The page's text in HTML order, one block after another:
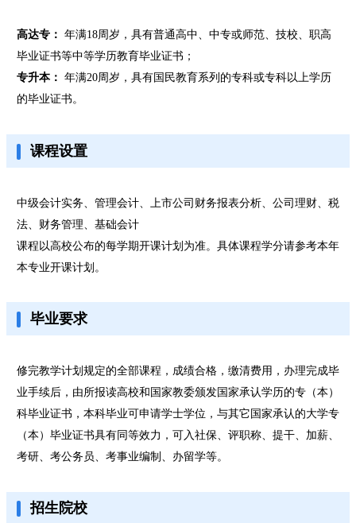
高达专： 年满18周岁，具有普通高中、中专或师范、技校、职高
毕业证书等中等学历教育毕业证书；
专升本： 年满20周岁，具有国民教育系列的专科或专科以上学历
的毕业证书。
课程设置
中级会计实务、管理会计、上市公司财务报表分析、公司理财、税
法、财务管理、基础会计
课程以高校公布的每学期开课计划为准。具体课程学分请参考本年
本专业开课计划。
毕业要求
修完教学计划规定的全部课程，成绩合格，缴清费用，办理完成毕
业手续后，由所报读高校和国家教委颁发国家承认学历的专（本）
科毕业证书，本科毕业可申请学士学位，与其它国家承认的大学专
（本）毕业证书具有同等效力，可入社保、评职称、提干、加薪、
考研、考公务员、考事业编制、办留学等。
招生院校